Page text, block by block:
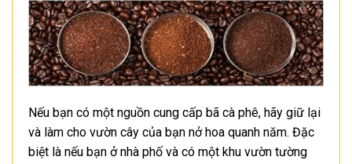
Nếu bạn có một nguồn cung cấp bã cà phê, hãy giữ lại
và làm cho vườn cây của bạn nở hoa quanh năm. Đặc
biệt là nếu bạn ở nhà phố và có một khu vườn tường